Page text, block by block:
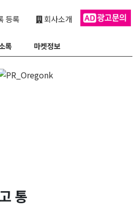
회사소개
등록
록 마켓정보
통